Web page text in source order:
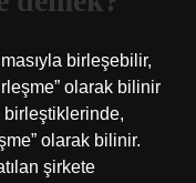
birleşebilir,
olarak bilinir
olarak bilinir.
şirkete